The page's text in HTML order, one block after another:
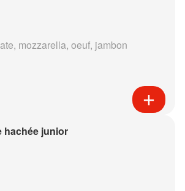
mozzarella, oeuf, jambon
hachée junior